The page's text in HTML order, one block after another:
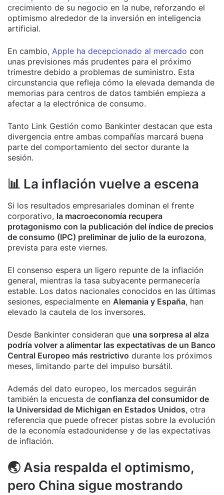
crecimiento de su negocio en la nube, reforzando el
optimismo alrededor de la inversión en inteligencia
artificial.
En cambio, Apple ha decepcionado al mercado con
unas previsiones más prudentes para el próximo
trimestre debido a problemas de suministro. Esta
circunstancia que refleja cómo la elevada demanda de
memorias para centros de datos también empieza a
afectar a la electrónica de consumo.
Tanto Link Gestión como Bankinter destacan que esta
divergencia entre ambas compañías marcará buena
parte del comportamiento del sector durante la
sesión.
📊 La inflación vuelve a escena
Si los resultados empresariales dominan el frente
corporativo, la macroeconomía recupera
protagonismo con la publicación del índice de precios
de consumo (IPC) preliminar de julio de la eurozona,
prevista para este viernes.
El consenso espera un ligero repunte de la inflación
general, mientras la tasa subyacente permanecería
estable. Los datos nacionales conocidos en las últimas
sesiones, especialmente en Alemania y España, han
elevado la cautela de los inversores.
Desde Bankinter consideran que una sorpresa al alza
podría volver a alimentar las expectativas de un Banco
Central Europeo más restrictivo durante los próximos
meses, limitando parte del impulso bursátil.
Además del dato europeo, los mercados seguirán
también la encuesta de confianza del consumidor de
la Universidad de Michigan en Estados Unidos, otra
referencia que puede ofrecer pistas sobre la evolución
de la economía estadounidense y de las expectativas
de inflación.
🌏 Asia respalda el optimismo,
pero China sigue mostrando